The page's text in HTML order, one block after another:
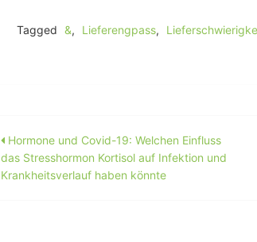
Tagged &, Lieferengpass,
Beitragsnavigation
Hormone und Covid-19: Welchen Einfluss
das Stresshormon Kortisol auf Infektion und
Krankheitsverlauf haben könnte